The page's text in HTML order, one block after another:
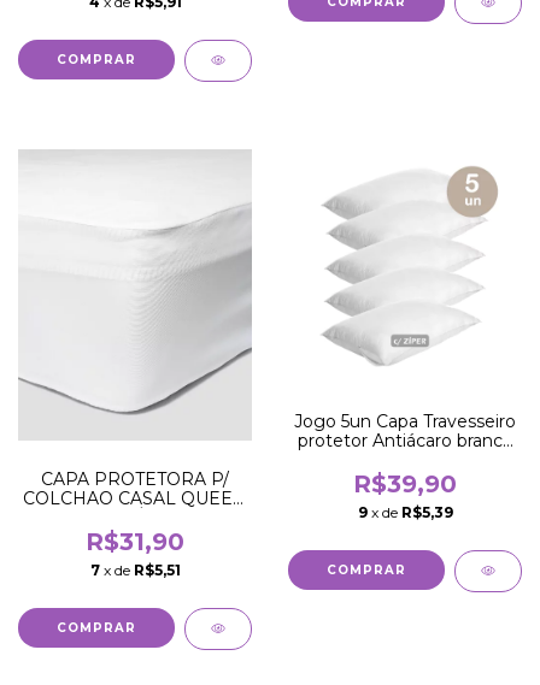
CAPA PROTETORA P/
COLCHAO CASAL QUEEN
ÁCARO
R$31,90
7 x de R$5,51
Jogo 5un Capa Travesseiro
protetor Antiácaro branco
R$39,90
9 x de R$5,39